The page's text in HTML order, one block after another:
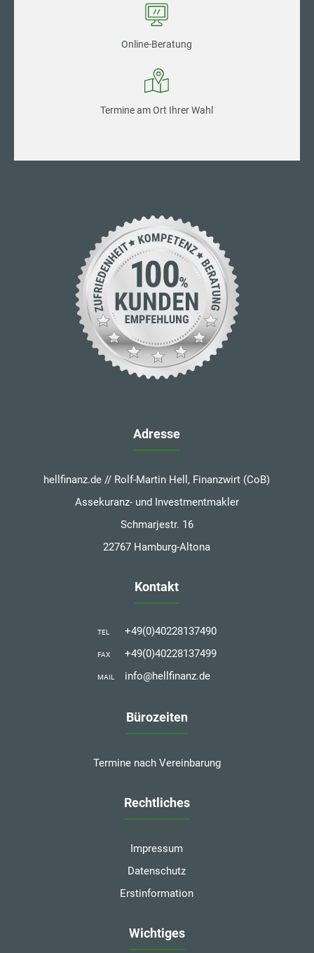
Online-Beratung
Termine am Ort Ihrer Wahl
Adresse
hellfinanz.de // Rolf-Martin Hell, Finanzwirt (CoB)
Assekuranz- und Investmentmakler
Schmarjestr. 16
22767 Hamburg-Altona
Kontakt
TEL +49(0)40228137490
FAX +49(0)40228137499
MAIL info@hellfinanz.de
Bürozeiten
Termine nach Vereinbarung
Rechtliches
Impressum
Datenschutz
Erstinformation
Wichtiges